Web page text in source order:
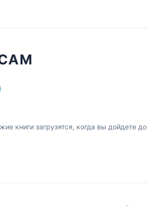
книги загрузятся, когда вы дойдете до